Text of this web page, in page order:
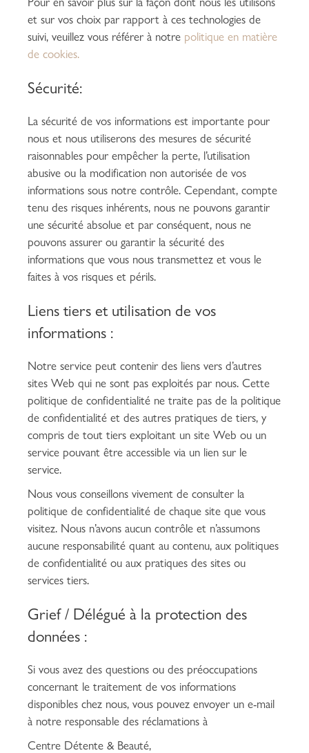
et sur vos choix par rapport à ces technologies de
suivi, veuillez vous référer à notre politique en matière
de cookies.
Sécurité:
La sécurité de vos informations est importante pour
nous et nous utiliserons des mesures de sécurité
raisonnables pour empêcher la perte, l’utilisation
abusive ou la modification non autorisée de vos
informations sous notre contrôle. Cependant, compte
tenu des risques inhérents, nous ne pouvons garantir
une sécurité absolue et par conséquent, nous ne
pouvons assurer ou garantir la sécurité des
informations que vous nous transmettez et vous le
faites à vos risques et périls.
Liens tiers et utilisation de vos
informations :
Notre service peut contenir des liens vers d’autres
sites Web qui ne sont pas exploités par nous. Cette
politique de confidentialité ne traite pas de la politique
de confidentialité et des autres pratiques de tiers, y
compris de tout tiers exploitant un site Web ou un
service pouvant être accessible via un lien sur le
service.
Nous vous conseillons vivement de consulter la
politique de confidentialité de chaque site que vous
visitez. Nous n’avons aucun contrôle et n’assumons
aucune responsabilité quant au contenu, aux politiques
de confidentialité ou aux pratiques des sites ou
services tiers.
Grief / Délégué à la protection des
données :
Si vous avez des questions ou des préoccupations
concernant le traitement de vos informations
disponibles chez nous, vous pouvez envoyer un e-mail
à notre responsable des réclamations à
Centre Détente & Beauté,